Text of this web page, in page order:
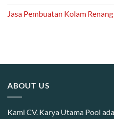
Jasa Pembuatan Kolam
ABOUT US
Kami CV. Karya Utama Pool